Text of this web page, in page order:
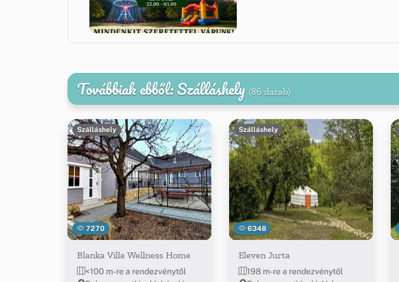
Továbbiak ebből: Szálláshely (86 darab)
7270
Szálláshely
Blanka Villa Wellness Home
<100 m-re a rendezvénytől
6348
Szálláshely
Eleven Jurta
198 m-re a rendezvénytől